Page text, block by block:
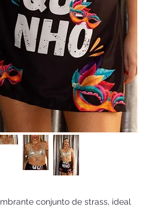
conjunto de strass, ideal